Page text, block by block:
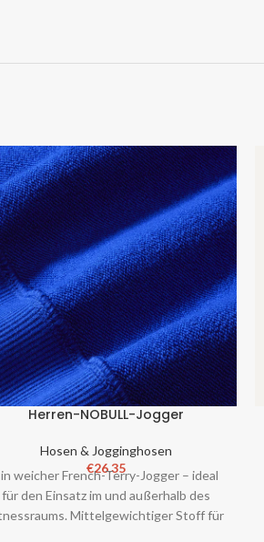
Herren-NOBULL-Jogger
Hosen & Jogginghosen
€26.35
weicher French-Terry-Jogger – ideal
für den Einsatz im und außerhalb des
Mittelgewichtiger Stoff für